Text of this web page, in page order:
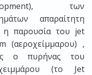
των
απαραίτητη
η παρουσία του jet
(αεροχείμμαρου) ,
ο πυρήνας του
(το Jet